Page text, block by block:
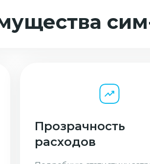
Прозрачность
расходов